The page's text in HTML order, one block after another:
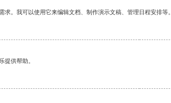
。我可以使用它来编辑文档、制作演示文稿、管理日程安排等。
提供帮助。